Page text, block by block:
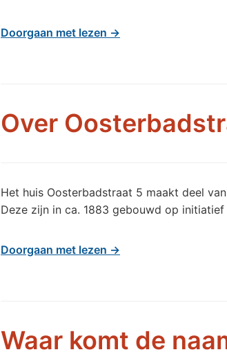
Doorgaan met lezen →
Over
Het huis Oosterbadstraat 5 maakt deel
Deze zijn in ca. 1883 gebouwd op
Doorgaan met lezen →
Waar komt de